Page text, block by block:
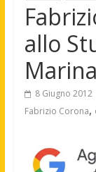
allo
8 Giugno 2012
Fabrizio Corona,